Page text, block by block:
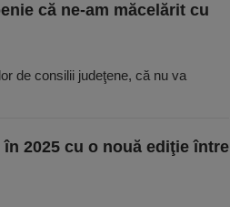
că ne-am măcelărit cu
de consilii judeţene, că nu va
în 2025 cu o nouă ediţie între